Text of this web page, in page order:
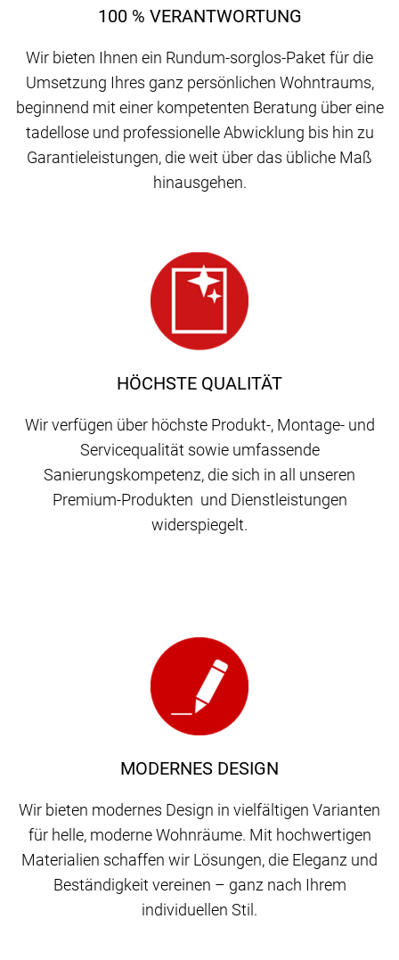
HÖCHSTE QUALITÄT
Wir verfügen über höchste Produkt-, Montage- und
Servicequalität sowie umfassende
Sanierungskompetenz, die sich in all unseren
Premium-Produkten und Dienstleistungen
widerspiegelt.
100 % VERANTWORTUNG
Wir bieten Ihnen ein Rundum-sorglos-Paket für die
Umsetzung Ihres ganz persönlichen Wohntraums,
beginnend mit einer kompetenten Beratung über eine
tadellose und professionelle Abwicklung bis hin zu
Garantieleistungen, die weit über das übliche Maß
hinausgehen.
MODERNES DESIGN
Wir bieten modernes Design in vielfältigen Varianten
für helle, moderne Wohnräume. Mit hochwertigen
Materialien schaffen wir Lösungen, die Eleganz und
Beständigkeit vereinen – ganz nach Ihrem
individuellen Stil.